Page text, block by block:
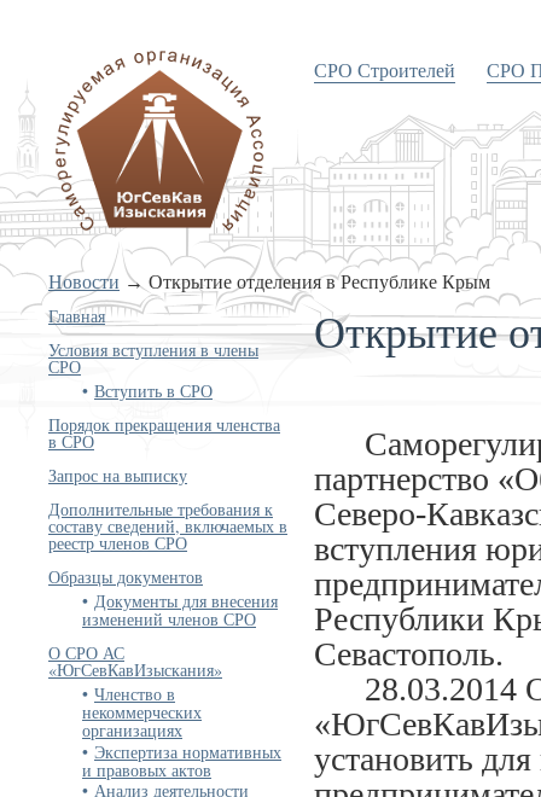
«Объединение изыскателей
Южного и Северо-Кавказского
округов»
СРО Строителей СРО
Новости → Открытие отделения в Республике Крым
Главная
Условия вступления в члены
СРО
Вступить в СРО
Порядок прекращения членства
в СРО
Запрос на выписку
Дополнительные требования к
составу сведений, включаемых в
реестр членов СРО
Образцы документов
Документы для внесения
изменений членов СРО
О СРО АС
«ЮгСевКавИзыскания»
Членство в
некоммерческих
организациях
Экспертиза нормативных
и правовых актов
Анализ деятельности
Открытие
партнерство
Северо-
вступления
Республики
Севастополь.
28.03.2014
установить